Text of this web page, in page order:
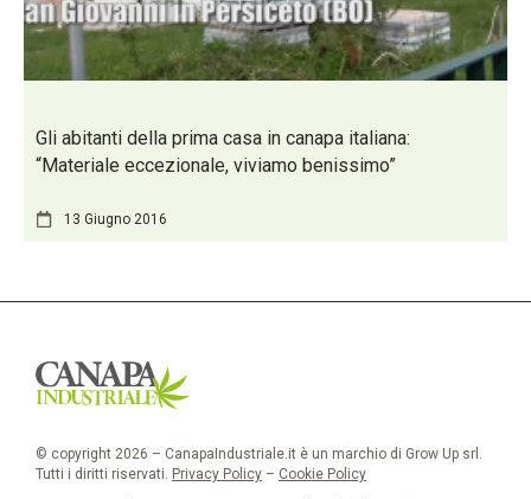
Gli abitanti della prima casa in canapa italiana:
“Materiale eccezionale, viviamo benissimo”
13 Giugno 2016
© copyright 2026 – CanapaIndustriale.it è un marchio di Grow Up srl.
Tutti i diritti riservati. Privacy Policy – Cookie Policy